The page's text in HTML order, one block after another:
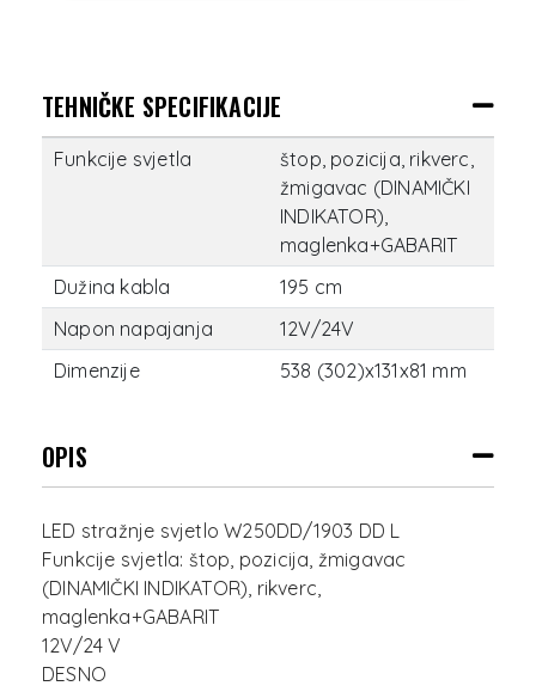
TEHNIČKE SPECIFIKACIJE
Funkcije svjetla
štop, pozicija, rikverc,
žmigavac (DINAMIČKI
INDIKATOR),
maglenka+GABARIT
Dužina kabla
195 cm
Napon napajanja
12V/24V
Dimenzije
538 (302)x131x81 mm
OPIS
LED stražnje svjetlo W250DD/1903 DD L
Funkcije svjetla: štop, pozicija, žmigavac
(DINAMIČKI INDIKATOR), rikverc,
maglenka+GABARIT
12V/24 V
DESNO